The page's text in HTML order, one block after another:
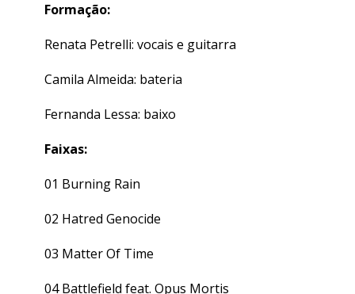
Formação:
Renata Petrelli: vocais e guitarra
Camila Almeida: bateria
Fernanda Lessa: baixo
Faixas:
01 Burning Rain
02 Hatred Genocide
03 Matter Of Time
04 Battlefield feat. Opus Mortis